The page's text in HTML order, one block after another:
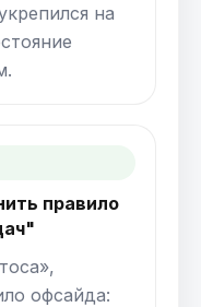
на
правило
офсайда: